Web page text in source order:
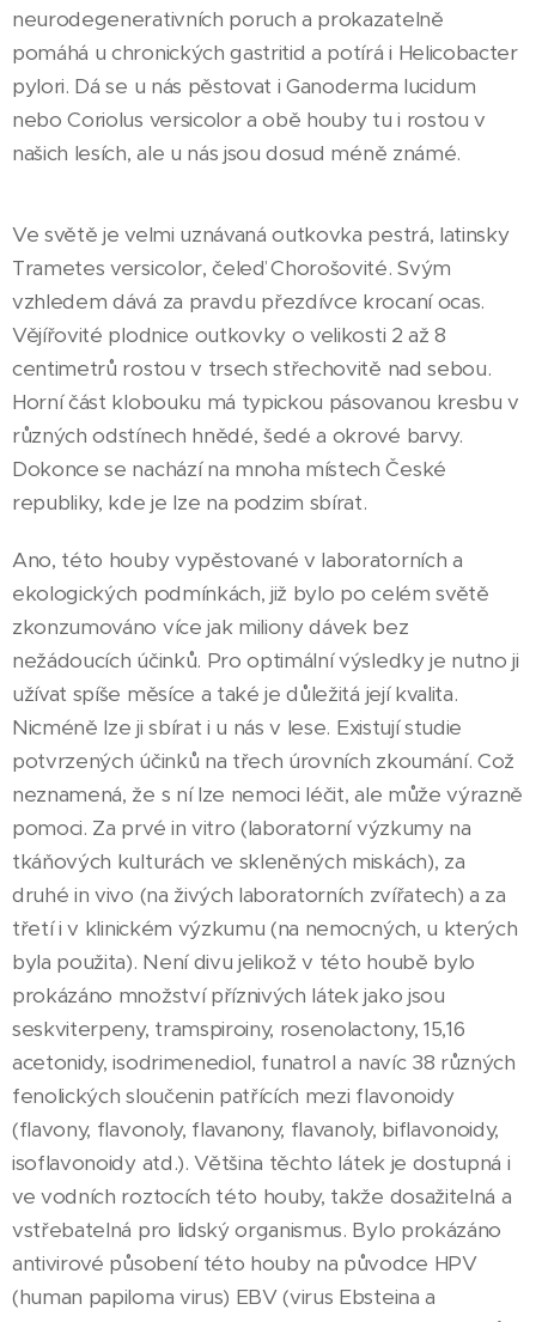
neurodegenerativních poruch a prokazatelně
pomáhá u chronických gastritid a potírá i Helicobacter
pylori. Dá se u nás pěstovat i Ganoderma lucidum
nebo Coriolus versicolor a obě houby tu i rostou v
našich lesích, ale u nás jsou dosud méně známé.
Ve světě je velmi uznávaná outkovka pestrá, latinsky
Trametes versicolor, čeleď Chorošovité. Svým
vzhledem dává za pravdu přezdívce krocaní ocas.
Vějířovité plodnice outkovky o velikosti 2 až 8
centimetrů rostou v trsech střechovitě nad sebou.
Horní část klobouku má typickou pásovanou kresbu v
různých odstínech hnědé, šedé a okrové barvy.
Dokonce se nachází na mnoha místech České
republiky, kde je lze na podzim sbírat.
Ano, této houby vypěstované v laboratorních a
ekologických podmínkách, již bylo po celém světě
zkonzumováno více jak miliony dávek bez
nežádoucích účinků. Pro optimální výsledky je nutno ji
užívat spíše měsíce a také je důležitá její kvalita.
Nicméně lze ji sbírat i u nás v lese. Existují studie
potvrzených účinků na třech úrovních zkoumání. Což
neznamená, že s ní lze nemoci léčit, ale může výrazně
pomoci. Za prvé in vitro (laboratorní výzkumy na
tkáňových kulturách ve skleněných miskách), za
druhé in vivo (na živých laboratorních zvířatech) a za
třetí i v klinickém výzkumu (na nemocných, u kterých
byla použita). Není divu jelikož v této houbě bylo
prokázáno množství příznivých látek jako jsou
seskviterpeny, tramspiroiny, rosenolactony, 15,16
acetonidy, isodrimenediol, funatrol a navíc 38 různých
fenolických sloučenin patřících mezi flavonoidy
(flavony, flavonoly, flavanony, flavanoly, biflavonoidy,
isoflavonoidy atd.). Většina těchto látek je dostupná i
ve vodních roztocích této houby, takže dosažitelná a
vstřebatelná pro lidský organismus. Bylo prokázáno
antivirové působení této houby na původce HPV
(human papiloma virus) EBV (virus Ebsteina a